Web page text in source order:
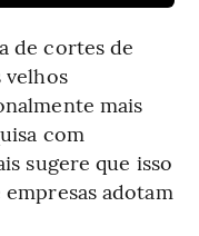
de cortes de
velhos
mais
com
sugere que isso
adotam